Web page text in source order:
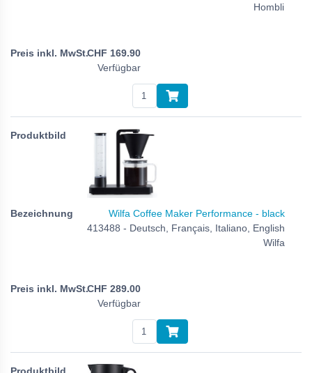
Hombli
CHF 169.90
Verfügbar
Wilfa Coffee Maker Performance - black
413488 - Deutsch, Français, Italiano, English
Wilfa
CHF 289.00
Verfügbar